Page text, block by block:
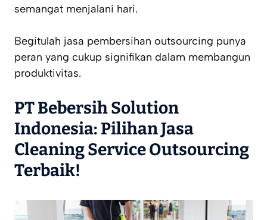
semangat menjalani hari.
Begitulah jasa pembersihan outsourcing punya
peran yang cukup signifikan dalam membangun
produktivitas.
PT Bebersih Solution
Indonesia: PilihanJasa
Cleaning Service Outsourcing
Terbaik!